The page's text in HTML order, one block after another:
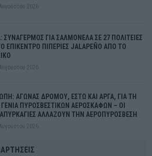
2026
ΣΥΝΑΓΕΡΜΟΣ ΓΙΑ ΣΑΛΜΟΝΕΛΑ ΣΕ 27 ΠΟΛΙΤΕΙΕΣ
ΕΠΙΚΕΝΤΡΟ ΠΙΠΕΡΙΕΣ JALAPEÑO ΑΠΟ ΤΟ
2026
ΑΓΩΝΑΣ ΔΡΟΜΟΥ, ΕΣΤΩ ΚΑΙ ΑΡΓΑ, ΓΙΑ ΤΗ
ΓΕΝΙΑ ΠΥΡΟΣΒΕΣΤΙΚΩΝ ΑΕΡΟΣΚΑΦΩΝ – ΟΙ
ΑΛΛΑΖΟΥΝ ΤΗΝ ΑΕΡΟΠΥΡΟΣΒΕΣΗ
2026